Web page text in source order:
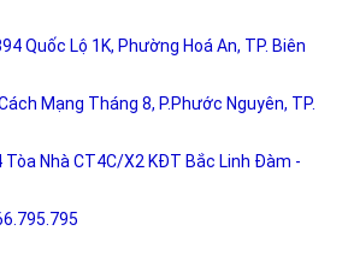
Quốc Lộ 1K, Phường Hoá An, TP. Biên
Mạng Tháng 8, P.Phước Nguyên, TP.
Tòa Nhà CT4C/X2 KĐT Bắc Linh Đàm -